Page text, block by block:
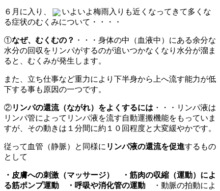
６月に入り、
いよいよ梅雨入りも近くなってきて多くな
る症状のむくみについて・・・・
①なぜ、むくむの？ ・・・身体の中（血液中）にある余分な
水分の回収をリンパがするのが追いつかなくなり水分が溜ま
ると、むくみが発生します。
また、立ち仕事など重力により下半身から上へ流す能力が低
下する事も原因の一つです。
②リンパの還流（ながれ）をよくするには ・・・リンパ液は
リンパ管によってリンパ液を流す自動運搬機能をもっていま
すが、その動きは１分間に約１０回程度と大変緩やかです。
従って血管（静脈）と同様に リンパ液の還流を促進するもの
として
・皮膚への刺激（マッサージ）
・筋肉の収縮（運動）によ
る筋ポンプ運動
・呼吸や消化管の運動 ・動脈の拍動によ